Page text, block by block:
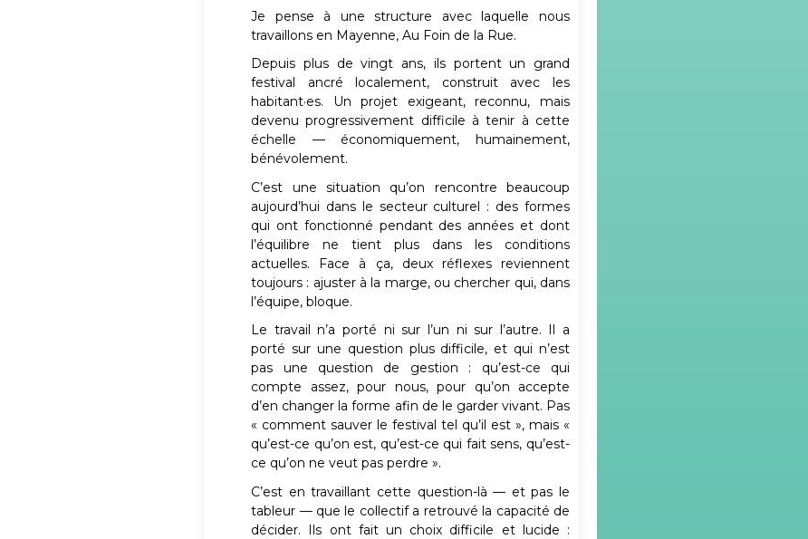
Je pense à une structure avec laquelle nous
travaillons en Mayenne, Au Foin de la Rue.
Depuis plus de vingt ans, ils portent un grand
festival ancré localement, construit avec les
habitant·es. Un projet exigeant, reconnu, mais
devenu progressivement difficile à tenir à cette
échelle — économiquement, humainement,
bénévolement.
C’est une situation qu’on rencontre beaucoup
aujourd’hui dans le secteur culturel : des formes
qui ont fonctionné pendant des années et dont
l’équilibre ne tient plus dans les conditions
actuelles. Face à ça, deux réflexes reviennent
toujours : ajuster à la marge, ou chercher qui, dans
l’équipe, bloque.
Le travail n’a porté ni sur l’un ni sur l’autre. Il a
porté sur une question plus difficile, et qui n’est
pas une question de gestion : qu’est-ce qui
compte assez, pour nous, pour qu’on accepte
d’en changer la forme afin de le garder vivant. Pas
« comment sauver le festival tel qu’il est », mais «
qu’est-ce qu’on est, qu’est-ce qui fait sens, qu’est-
ce qu’on ne veut pas perdre ».
C’est en travaillant cette question-là — et pas le
tableur — que le collectif a retrouvé la capacité de
décider. Ils ont fait un choix difficile et lucide :